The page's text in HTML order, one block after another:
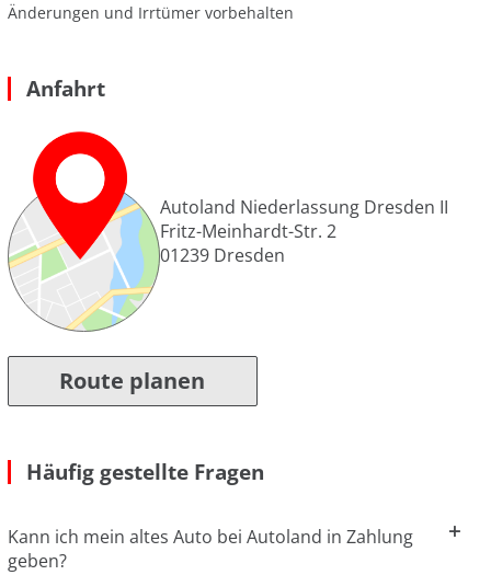
Änderungen und Irrtümer vorbehalten
Anfahrt
Autoland Niederlassung Dresden II
Fritz-Meinhardt-Str. 2
01239 Dresden
Route planen
Häufig gestellte Fragen
Kann ich mein altes Auto bei Autoland in Zahlung
geben?